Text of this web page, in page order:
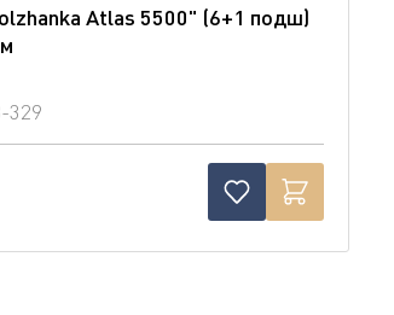
Atlas 5500" (6+1 подш)
329